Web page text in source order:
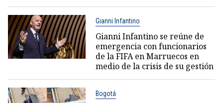
Gianni Infantino
Gianni Infantino se reúne de
emergencia con funcionarios
de la FIFA en Marruecos en
medio de la crisis de su gestión
Bogotá